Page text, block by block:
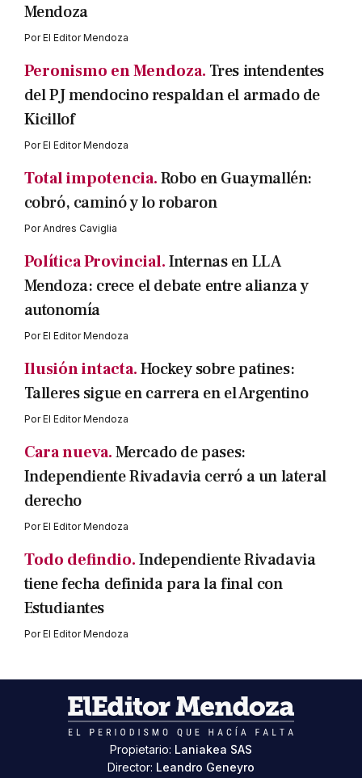
Mendoza
PorEl Editor Mendoza
Peronismo en Mendoza. Tres intendentes
del PJ mendocino respaldan el armado de
Kicillof
PorEl Editor Mendoza
Total impotencia.Robo en Guaymallén:
cobró, caminó y lo robaron
PorAndres Caviglia
Política Provincial.Internas en LLA
Mendoza: crece el debate entre alianza y
autonomía
PorEl Editor Mendoza
Ilusión intacta.Hockey sobre patines:
Talleres sigue en carrera en el Argentino
PorEl Editor Mendoza
Cara nueva.Mercado de pases:
Independiente Rivadavia cerró a un lateral
derecho
PorEl Editor Mendoza
Todo defindio.Independiente Rivadavia
tiene fecha definida para la final con
Estudiantes
PorEl Editor Mendoza
Propietario: Laniakea SAS
Director: Leandro Geneyro